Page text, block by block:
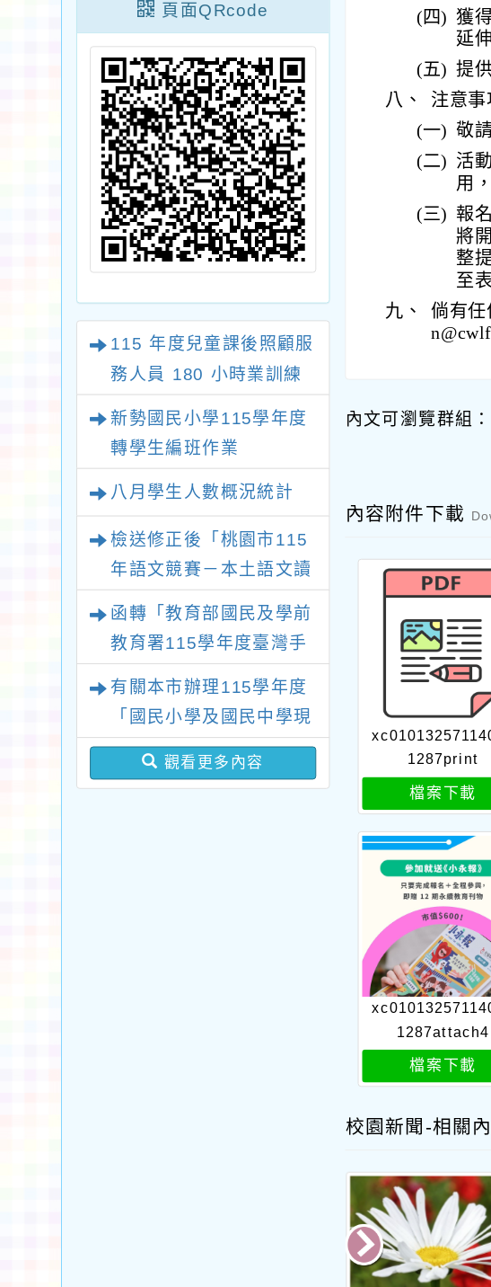
頁面QRcode
115 年度兒童課後照顧服
務人員 180 小時業訓練
新勢國民小學115學年度
轉學生編班作業
八月學生人數概況統計
檢送修正後「桃園市115
年語文競賽－本土語文讀
函轉「教育部國民及學前
教育署115學年度臺灣手
惠予轉知並鼓勵所屬教師
及教學支援工作人員踴躍
有關本市辦理115學年度
「國民小學及國民中學現
職教師完成臺灣台語/客
語中高級以上語言能力認
觀看更多內容
(四) 獲
延
(五) 提
八、
注意事
(一) 敬
(二) 活
用
(三) 報
將
整
至
九、
倘有任
內文可瀏覽群組：
內容附件下載
1287print
檔案下載
1287attach4
檔案下載
校園新聞-相關